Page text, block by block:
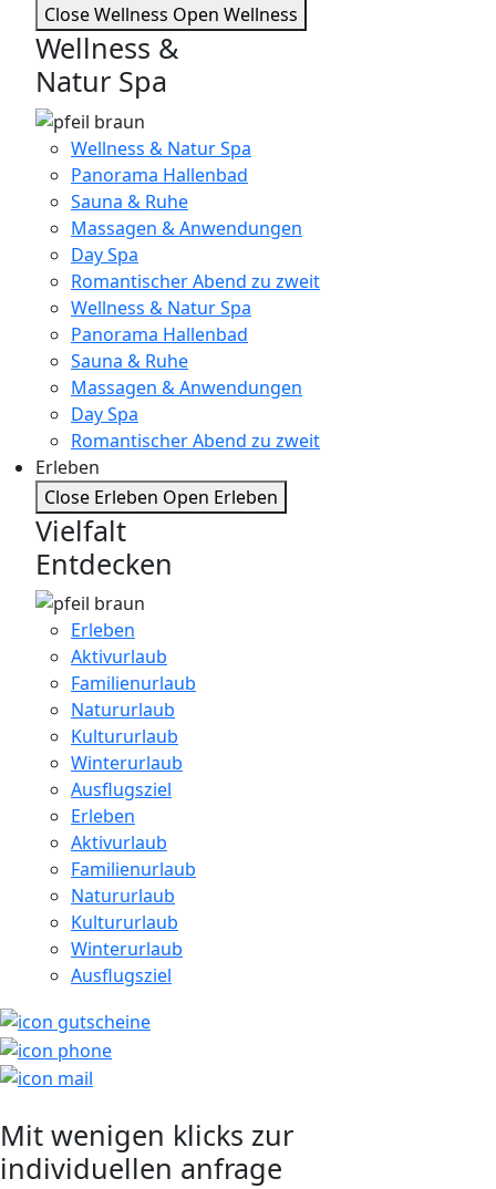
Close Wellness Open Wellness
Wellness &
Natur Spa
Wellness & Natur Spa
Panorama Hallenbad
Sauna & Ruhe
Massagen & Anwendungen
Day Spa
Romantischer Abend zu zweit
Wellness & Natur Spa
Panorama Hallenbad
Sauna & Ruhe
Massagen & Anwendungen
Day Spa
Romantischer Abend zu zweit
Erleben
Close Erleben Open Erleben
Vielfalt
Entdecken
Erleben
Aktivurlaub
Familienurlaub
Natururlaub
Kultururlaub
Winterurlaub
Ausflugsziel
Erleben
Aktivurlaub
Familienurlaub
Natururlaub
Kultururlaub
Winterurlaub
Ausflugsziel
Mit wenigen klicks zur
individuellen anfrage